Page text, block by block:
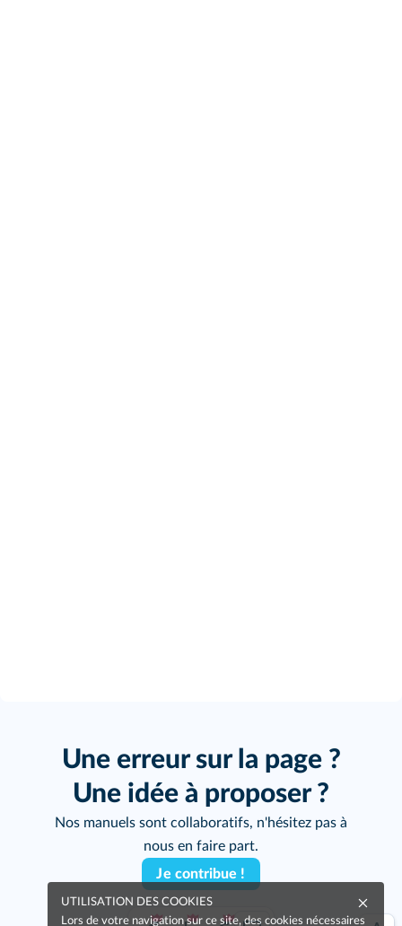
Une erreur sur la page ?
Une idée à proposer ?
Nos manuels sont collaboratifs, n'hésitez pas à
nous en faire part.
Je contribue !
UTILISATION DES COOKIES
Lors de votre navigation sur ce site, des cookies nécessaires